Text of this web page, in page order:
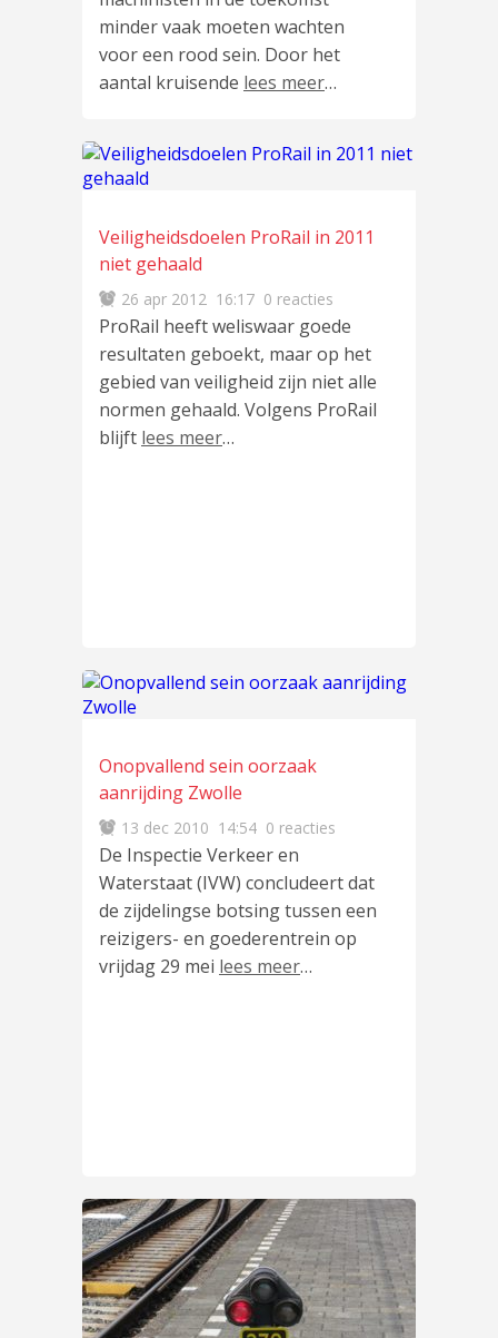
minder vaak moeten wachten
voor een rood sein. Door het
aantal kruisende lees meer…
Veiligheidsdoelen ProRail in 2011
niet gehaald
26 apr 2012 16:17 0 reacties
ProRail heeft weliswaar goede
resultaten geboekt, maar op het
gebied van veiligheid zijn niet alle
normen gehaald. Volgens ProRail
blijft lees meer…
Onopvallend sein oorzaak
aanrijding Zwolle
13 dec 2010 14:54 0 reacties
De Inspectie Verkeer en
Waterstaat (IVW) concludeert dat
de zijdelingse botsing tussen een
reizigers- en goederentrein op
vrijdag 29 mei lees meer…